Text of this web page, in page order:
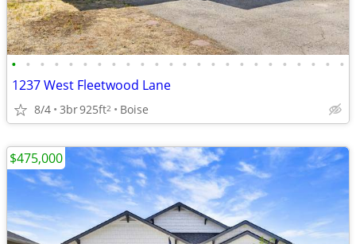
• • • • • • • • • • • • • • • • • • • • • • • •
1237 West Fleetwood Lane
8/4 3br925ft2 Boise
$475,000